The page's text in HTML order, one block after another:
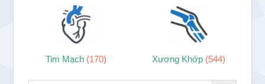
Tim Mạch (170) Xương Khớp (544)